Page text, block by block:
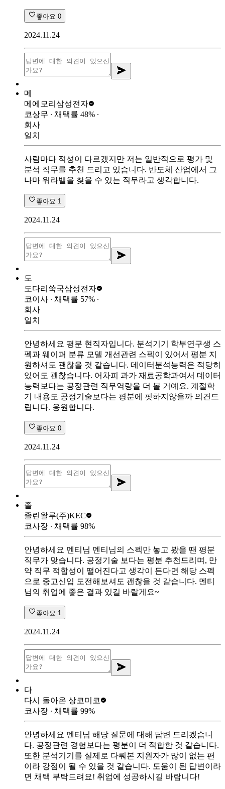
좋아요 0
2024.11.24
메
메에모리 삼성전자
코상무 ∙ 채택률 48% ∙
회사
일치
사람마다 적성이 다르겠지만 저는 일반적으로 평가 및
분석 직무를 추천 드리고 있습니다. 반도체 산업에서 그
나마 워라밸을 찾을 수 있는 직무라고 생각합니다.
좋아요 1
2024.11.24
도
도다리쑥국삼성전자
코이사 ∙ 채택률 57% ∙
회사
일치
안녕하세요 평분 현직자입니다. 분석기기 학부연구생 스
펙과 웨이퍼 분류 모델 개선관련 스펙이 있어서 평분 지
원하셔도 괜찮을 것 같습니다. 데이터분석능력은 적당히
있어도 괜찮습니다. 어차피 과가 재료공학과여서 데이터
능력보다는 공정관련 직무역량을 더 볼 거예요. 계절학
기 내용도 공정기술보다는 평분에 핏하지않을까 의견드
립니다. 응원합니다.
좋아요 0
2024.11.24
졸
졸린왈루(주)KEC
코사장 ∙ 채택률 98%
안녕하세요 멘티님 멘티님의 스펙만 놓고 봤을 땐 평분
직무가 맞습니다. 공정기술 보다는 평분 추천드리며, 만
약 직무 적합성이 떨어진다고 생각이 든다면 해당 스펙
으로 중고신입 도전해보셔도 괜찮을 것 같습니다. 멘티
님의 취업에 좋은 결과 있길 바랄게요~
좋아요 1
2024.11.24
다
다시 돌아온 상코미코
코사장 ∙ 채택률 99%
안녕하세요 멘티님 해당 질문에 대해 답변 드리겠습니
다. 공정관련 경험보다는 평분이 더 적합한 것 같습니다.
또한 분석기기를 실제로 다뤄본 지원자가 많이 없는 편
이라 강점이 될 수 있을 것 같습니다. 도움이 된 답변이라
면 채택 부탁드려요! 취업에 성공하시길 바랍니다!